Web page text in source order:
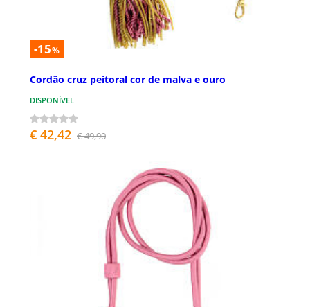
-15%
Cordão cruz peitoral cor de malva e ouro
DISPONÍVEL
€ 42,42 € 49,90